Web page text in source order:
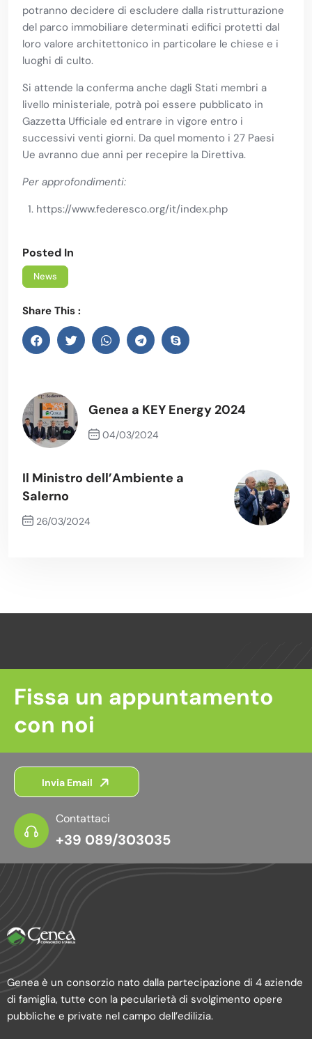
potranno decidere di escludere dalla ristrutturazione
del parco immobiliare determinati edifici protetti dal
loro valore architettonico in particolare le chiese e i
luoghi di culto.
Si attende la conferma anche dagli Stati membri a
livello ministeriale, potrà poi essere pubblicato in
Gazzetta Ufficiale ed entrare in vigore entro i
successivi venti giorni. Da quel momento i 27 Paesi
Ue avranno due anni per recepire la Direttiva.
Per approfondimenti:
https://www.federesco.org/it/index.php
Posted In
News
Share This :
Genea a KEY Energy 2024
04/03/2024
Il Ministro dell’Ambiente a
Salerno
26/03/2024
Fissa un appuntamento
con noi
Invia Email
Contattaci
+39 089/303035
Genea è un consorzio nato dalla partecipazione di 4 aziende
di famiglia, tutte con la pecularietà di svolgimento opere
pubbliche e private nel campo dell’edilizia.